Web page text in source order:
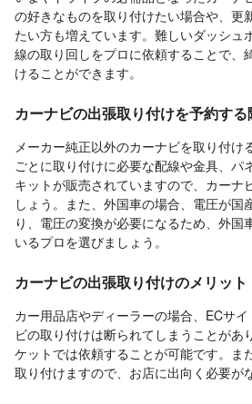
の好きなものを取り付けたい場合や、更
たい方も増えています。難しいダッシュ
線の取り回しをプロに依頼することで、
けることができます。
カーナビの出張取り付けを予約する
メーカー純正以外のカーナビを取り付け
ごとに取り付けに必要な配線や金具、パ
キットが販売されていますので、カーナ
しょう。また、外国車の場合、電圧が国
り、電圧の変換が必要になるため、外国
いるプロを選びましょう。
カーナビの出張取り付けのメリット
カー用品店やディーラーの場合、ECサ
ビの取り付けは断られてしまうことがあ
ケットでは依頼することが可能です。ま
取り付けますので、お店に出向く必要が